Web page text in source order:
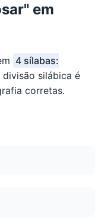
em
4 sílabas:
divisão silábica é
corretas.